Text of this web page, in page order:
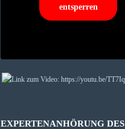
entsperren
EXPERTENANHÖRUNG DES